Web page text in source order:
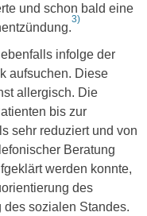
und schon bald eine
3)
infolge der
aufsuchen. Diese
allergisch. Die
bis zur
sehr reduziert und von
Beratung
werden konnte,
des
des sozialen Standes.